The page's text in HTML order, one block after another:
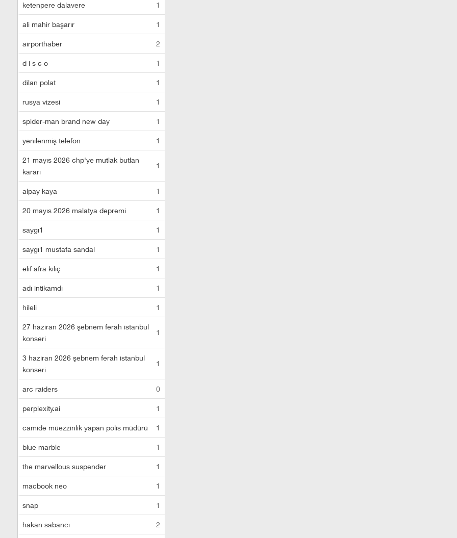
ketenpere dalavere 1
ali mahir başarır 1
airporthaber 2
d i s c o 1
dilan polat 1
rusya vizesi 1
spider-man brand new day 1
yenilenmiş telefon 1
21 mayıs 2026 chp'ye mutlak butlan
kararı
1
alpay kaya 1
20 mayıs 2026 malatya depremi 1
saygı1 1
saygı1 mustafa sandal 1
elif afra kılıç 1
adı intikamdı 1
hileli 1
27 haziran 2026 şebnem ferah istanbul
konseri
1
3 haziran 2026 şebnem ferah istanbul
konseri
1
arc raiders 0
perplexity.ai 1
camide müezzinlik yapan polis müdürü 1
blue marble 1
the marvellous suspender 1
macbook neo 1
snap 1
hakan sabancı 2